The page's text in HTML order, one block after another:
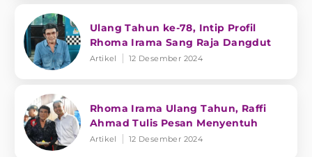
Ulang Tahun ke-78, Intip Profil
Rhoma Irama Sang Raja Dangdut
Artikel 12 Desember 2024
Rhoma Irama Ulang Tahun, Raffi
Ahmad Tulis Pesan Menyentuh
Artikel 12 Desember 2024